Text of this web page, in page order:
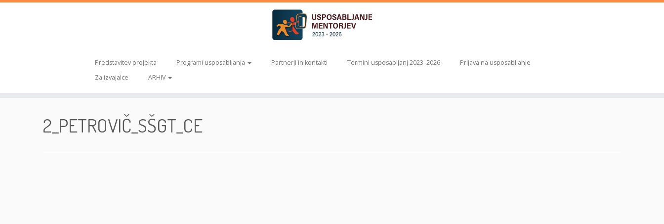
Predstavitev projekta Programi usposabljanja Partnerji in kontakti Termini usposabljanj 2023–2026
Prijava na usposabljanje
Za izvajalce
ARHIV
2_PETROVIČ_SŠGT_CE